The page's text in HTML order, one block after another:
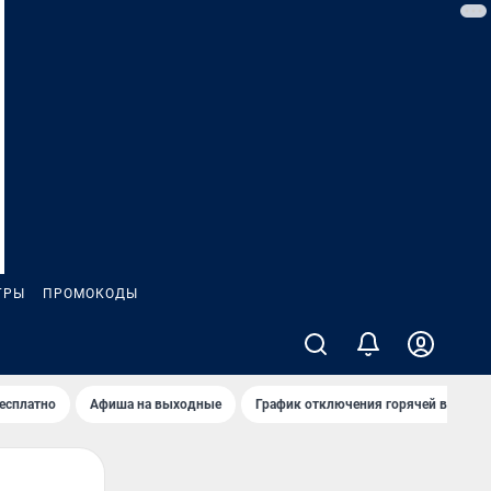
ПРОМОКОДЫ
Афиша на выходные График отключения горячей воды в